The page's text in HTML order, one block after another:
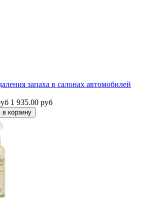
запаха в салонах автомобилей
1 935.00 руб